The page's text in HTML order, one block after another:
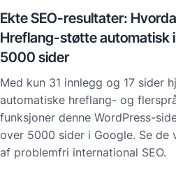
Ekte SEO-resultater:
Hreflang-støtte automatisk
5000 sider
Med kun 31 innlegg og 17 sider
automatiske hreflang- og
funksjoner denne WordPress-
over 5000 sider i Google. Se de
af problemfri international SEO.